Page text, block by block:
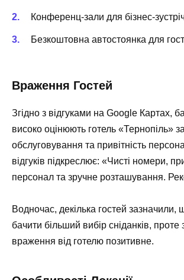
Конференц-зали для бізнес-
Безкоштовна автостоянка для
Враження Гостей
Згідно з відгуками на Google Картах,
високо оцінюють готель «Тернопіль»
обслуговування та привітність
відгуків підкреслює: «Чисті номери,
персонал та зручне розташування.
Водночас, декілька гостей зазначили,
бачити більший вибір сніданків, проте
враження від готелю позитивне.